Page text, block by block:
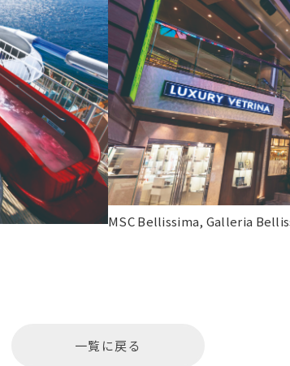
MSC Bellissima, Galleria
一覧に戻る